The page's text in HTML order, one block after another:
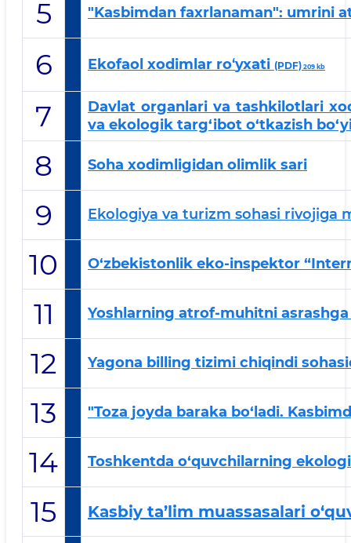
5 "Kasbimdan faxrlanaman": umrini
6 Ekofaol xodimlar ro‘yxati (PDF) 209 kb
7
Davlat organlari va tashkilotlari
va ekologik targ‘ibot o‘tkazish
8 Soha xodimligidan olimlik sari
9 Ekologiya va turizm sohasi rivojiga
10 O‘zbekistonlik eko-inspektor
11 Yoshlarning atrof-muhitni
12 Yagona billing tizimi chiqindi
13 "Toza joyda baraka bo‘ladi.
14 Toshkentda o‘quvchilarning
15 Kasbiy ta’lim muassasalari